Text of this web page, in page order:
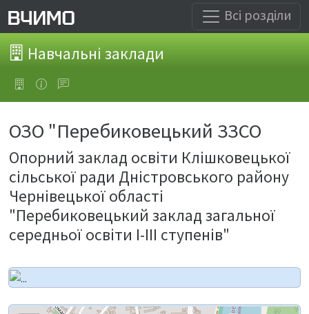
Всі розділи
Навчальні заклади
ОЗО "Перебиковецький ЗЗСО
Опорний заклад освіти Клішковецької
сільської ради Дністровського району
Чернівецької області
"Перебиковецький заклад загальної
середньої освіти І-ІІІ ступенів"